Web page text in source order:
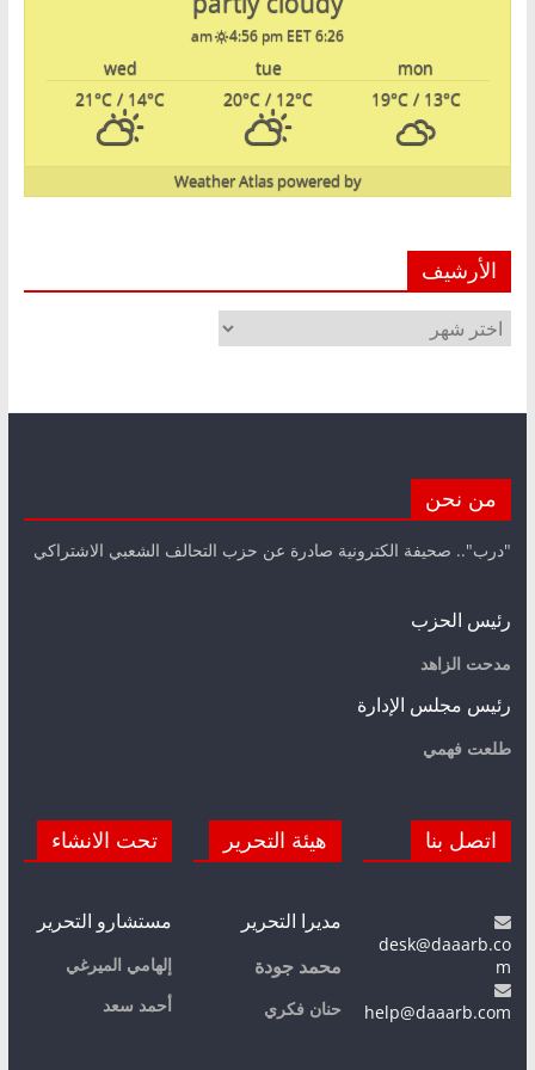
6:26 am
4:56 pm EET
mon
tue
wed
19°C/ 13°C
20°C / 12°C
21°C / 14°C
powered by
Weather Atlas
الأرشيف
الأرشيف
من نحن
"درب".. صحيفة الكترونية صادرة عن حزب التحالف الشعبي الاشتراكي
رئيس الحزب
مدحت الزاهد
رئيس مجلس الإدارة
طلعت فهمي
اتصل بنا
desk@daaarb.co
m
help@daaarb.com
هيئة التحرير
مديرا التحرير
محمد جودة
حنان فكري
تحت الانشاء
مستشارو التحرير
إلهامي الميرغي
أحمد سعد